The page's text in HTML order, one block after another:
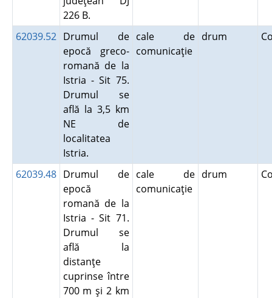
226 B.
62039.52 Drumul de
epocă greco-
romană de la
Istria - Sit 75.
Drumul se
află la 3,5 km
NE de
localitatea
Istria.
cale de
comunicaţie
drum
62039.48 Drumul de
epocă
romană de la
Istria - Sit 71.
Drumul se
află la
distanţe
cuprinse între
700 m şi 2 km
cale de
comunicaţie
drum